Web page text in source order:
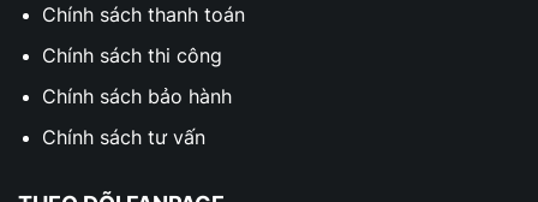
Chính sách thanh toán
Chính sách thi công
Chính sách bảo hành
Chính sách tư vấn